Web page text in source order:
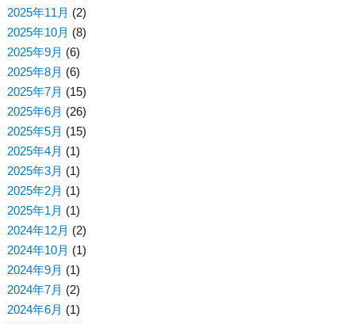
2025年11月 (2)
2025年10月 (8)
2025年9月 (6)
2025年8月 (6)
2025年7月 (15)
2025年6月 (26)
2025年5月 (15)
2025年4月 (1)
2025年3月 (1)
2025年2月 (1)
2025年1月 (1)
2024年12月 (2)
2024年10月 (1)
2024年9月 (1)
2024年7月 (2)
2024年6月 (1)